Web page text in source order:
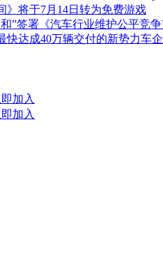
》将于7月14日转为免费游戏
”签署《汽车行业维护公平竞争
快达成40万辆交付的新势力车企
加入
加入